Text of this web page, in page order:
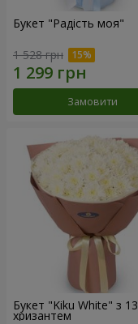
Букет "Радість моя"
1 528 грн
Замовити
Букет "Kiku White" з 13
хризантем